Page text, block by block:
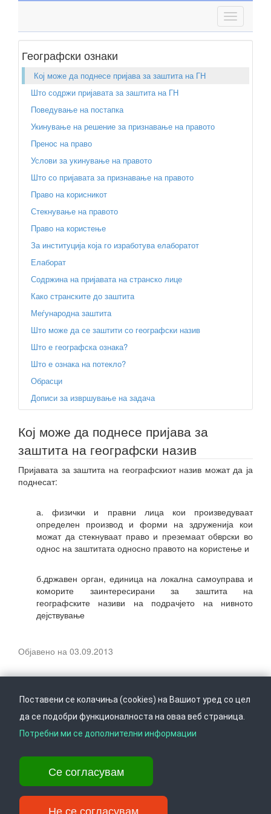
Географски ознаки
Кој може да поднесе пријава за заштита на ГН
Што содржи пријавата за заштита на ГН
Поведување на постапка
Укинување на решение за признавање на правото
Пренос на право
Услови за укинување на правото
Што со пријавата за признавање на правото
Право на корисникот
Стекнување на правото
Право на користење
За институција која го изработува елаборатот
Елаборат
Содржина на пријавата на странско лице
Како странските до заштита
Меѓународна заштита
Што може да се заштити со географски назив
Што е географска ознака?
Што е ознака на потекло?
Обрасци
Дописи за извршување на задача
Кој може да поднесе пријава за
заштита на географски назив
Пријавата за заштита на географскиот назив можат да ја
поднесат:
а. физички и правни лица кои произведуваат
определен производ и форми на здруженија кои
можат да стекнуваат право и преземаат обврски во
однос на заштитата односно правото на користење и
б.државен орган, единица на локална самоуправа и
коморите заинтересирани за заштита на
географските називи на подрачјето на нивното
дејствување
Објавено на 03.09.2013
Врати се горе Следете не на
Ул. Даме Груев 14, Катна гаража Беко на 1-виот кат, 1000 Скопје,
Тел: +389 2 3103 601 (641), Факс: +389 2 3137 149 |
info@ippo.gov.mk
Поставени се колачиња (cookies) на Вашиот уред со цел
да се подобри функционалноста на оваа веб страница.
Потребни ми се дополнителни информации
Се согласувам
Не се согласувам